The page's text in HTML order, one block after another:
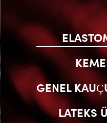
GENEL
LATEKS